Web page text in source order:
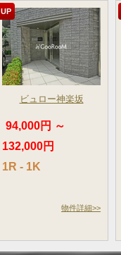
UP
ビュロー神楽坂
94,000円 ～
132,000円
1R - 1K
物件詳細>>